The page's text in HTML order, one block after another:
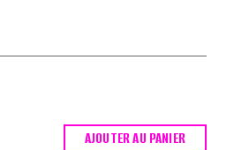
AJOUTER AU PANIER